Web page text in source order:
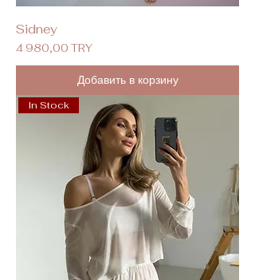
Sidney
Цена
4 980,00 TRY
Добавить в корзину
In Stock